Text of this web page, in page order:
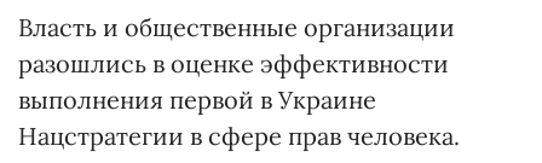
Власть и общественные организации
разошлись в оценке эффективности
выполнения первой в Украине
Нацстратегии в сфере прав человека.